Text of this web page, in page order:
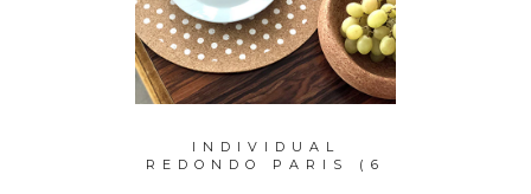
INDIVIDUAL
REDONDO PARIS (6